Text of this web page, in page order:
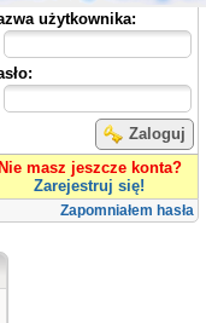
użytkownika:
Zaloguj
Nie masz jeszcze konta?
Zarejestruj się!
Zapomniałem hasła